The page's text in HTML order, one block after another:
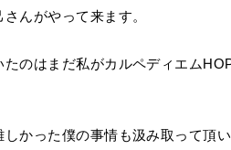
んがやって来ます。
のはまだ私がカルペディエム
かった僕の事情も汲み取って頂